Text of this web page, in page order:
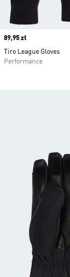
Price
89,95 zł
Tiro League Gloves
Performance